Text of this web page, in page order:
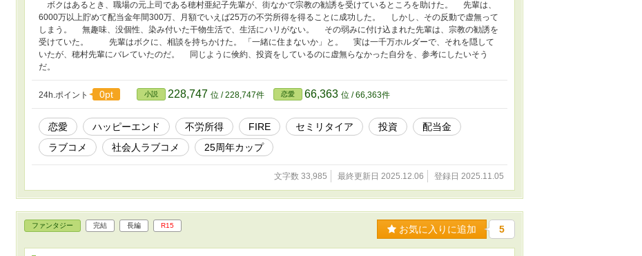
ボクはあるとき、職場の元上司である穂村亜紀子先輩が、街なかで宗教の勧誘を受けているところを助けた。 先輩は、
6000万以上貯めて配当金年間300万、月額でいえば25万の不労所得を得ることに成功した。 しかし、その反動で虚無って
しまう。 無趣味、没個性、染み付いた干物生活で、生活にハリがない。 その弱みに付け込まれた先輩は、宗教の勧誘を
受けていた。 先輩はボクに、相談を持ちかけた。 「一緒に住まないか」と。 実は一千万ホルダーで、それを隠して
いたが、穂村先輩にバレていたのだ。 同じように倹約、投資をしているのに虚無らなかった自分を、参考にしたいそう
だ。
24h.ポイント 0pt 小説 228,747 位 / 228,747件 恋愛 66,363 位 / 66,363件
恋愛 ハッピーエンド 不労所得 FIRE セミリタイア 投資
配当金
ラブコメ
社会人ラブコメ 25周年カップ
文字数 33,985 最終更新日 2025.12.06 登録日 2025.11.05
ファンタジー 完結 長編 R15 お気に入りに追加 5